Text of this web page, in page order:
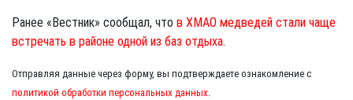
Ранее «Вестник» сообщал, что в ХМАО медведей стали чаще
встречать в районе одной из баз отдыха.
Отправляя данные через форму, вы подтверждаете ознакомление с
политикой обработки персональных данных.